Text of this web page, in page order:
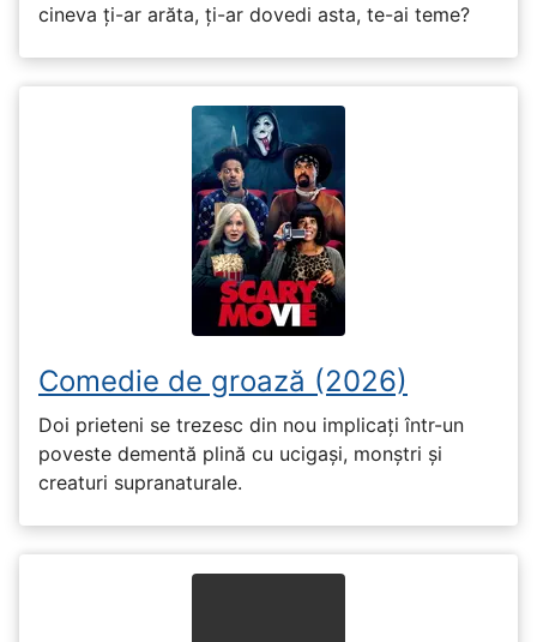
cineva ți-ar arăta, ți-ar dovedi asta, te-ai teme?
Comedie de groază (2026)
Doi prieteni se trezesc din nou implicați într-un
poveste dementă plină cu ucigași, monștri și
creaturi supranaturale.